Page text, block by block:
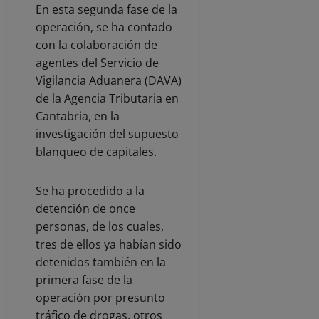
En esta segunda fase de la
operación, se ha contado
con la colaboración de
agentes del Servicio de
Vigilancia Aduanera (DAVA)
de la Agencia Tributaria en
Cantabria, en la
investigación del supuesto
blanqueo de capitales.
Se ha procedido a la
detención de once
personas, de los cuales,
tres de ellos ya habían sido
detenidos también en la
primera fase de la
operación por presunto
tráfico de drogas, otros